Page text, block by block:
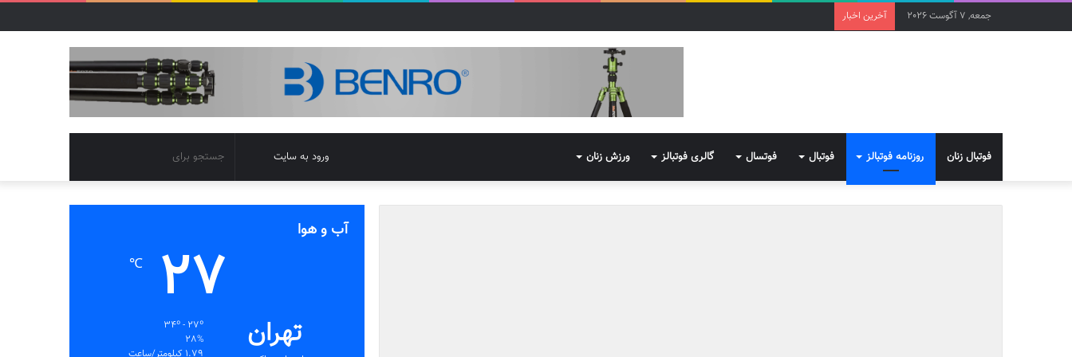
جمعه, 7 آگوست 2026 آخرین اخبار
فوتبال زنان روزنامه فوتبالز فوتبال فوتسال گالری فوتبالز ورزش زنان
برای
تغییر
پوسته
ورود به سایت
آب و هوا
تهران
27
℃
28%
1.79 کیلومتر/ساعت